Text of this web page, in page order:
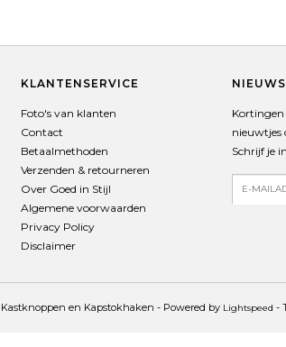
KLANTENSERVICE
Foto's van klanten
Contact
Betaalmethoden
Verzenden & retourneren
Over Goed in Stijl
Algemene voorwaarden
Privacy Policy
Disclaimer
Kortingen
nieuwtjes
Schrijf je
en Kapstokhaken - Powered by Lightspeed -